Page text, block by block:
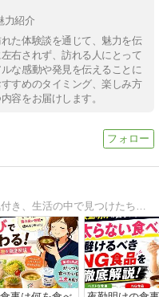
力紹介
た体験談を通じて、魅力を伝
右されず、訪れる人にとって
な感動や発見を伝えることに
すめのタイミング、楽しみ方
容をお届けします。